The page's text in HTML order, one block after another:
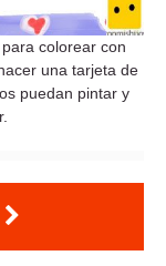
colorear con
una tarjeta de
puedan pintar y